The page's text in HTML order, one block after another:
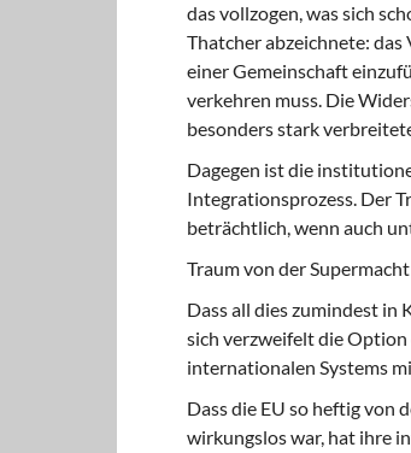
das vollzogen, was sich
Thatcher abzeichnete:
einer Gemeinschaft
verkehren muss. Die
besonders stark
Dagegen ist die
Integrationsprozess. Der
beträchtlich, wenn auch
Traum von der Supermacht
Dass all dies zumindest in
sich verzweifelt die
internationalen Systems
Dass die EU so heftig von
wirkungslos war, hat ihre